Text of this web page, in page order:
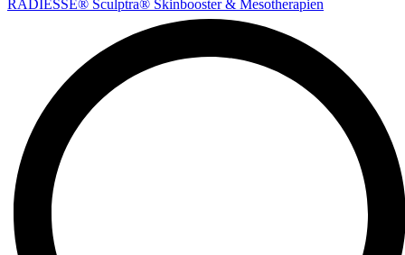
RADIESSE® Sculptra® Skinbooster & Mesotherapien